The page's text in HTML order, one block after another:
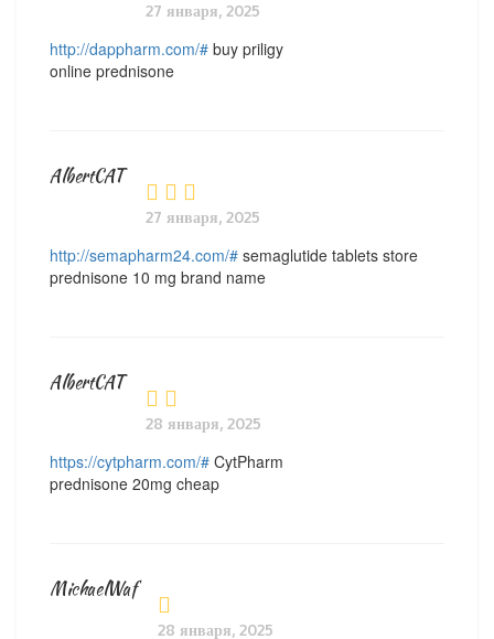
27 января, 2025
http://dappharm.com/# buy priligy
online prednisone
AlbertCAT
27 января, 2025
http://semapharm24.com/# semaglutide tablets store
prednisone 10 mg brand name
AlbertCAT
28 января, 2025
https://cytpharm.com/# CytPharm
prednisone 20mg cheap
MichaelWaf
28 января, 2025